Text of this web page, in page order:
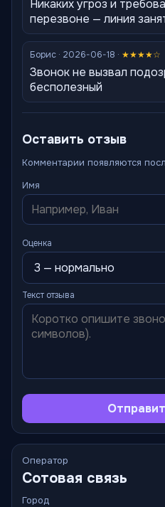
Никаких угроз и
перезвоне — линия
Борис · 2026-06-18 · ★★★★☆
Звонок не вызвал
бесполезный
Оставить отзыв
Комментарии появляются
Имя
Оценка
Текст отзыва
Оператор
Сотовая связь
Город